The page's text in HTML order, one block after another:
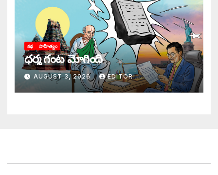
కథ సాహిత్యం
ధర్మ గంట మోగింది
AUGUST 3, 2026 EDITOR